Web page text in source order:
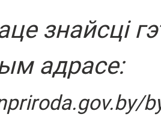
знайсці
адрасе: